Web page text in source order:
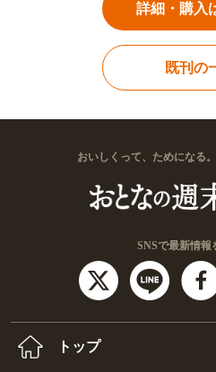
詳細・購入
既刊の
おいしくって、ためになる
SNSで最新情報
トップ